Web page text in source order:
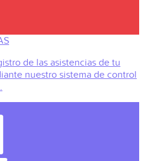
de las asistencias de tu
nuestro sistema de control